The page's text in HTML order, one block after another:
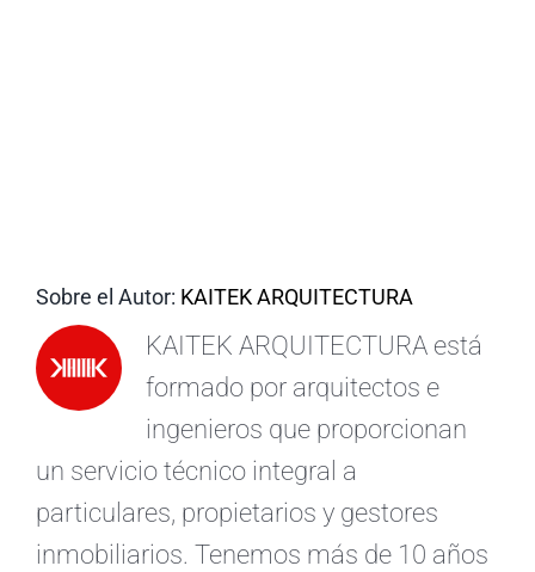
Sobre el Autor: KAITEK ARQUITECTURA
KAITEK ARQUITECTURA está
formado por arquitectos e
ingenieros que proporcionan
un servicio técnico integral a
particulares, propietarios y gestores
inmobiliarios. Tenemos más de 10 años